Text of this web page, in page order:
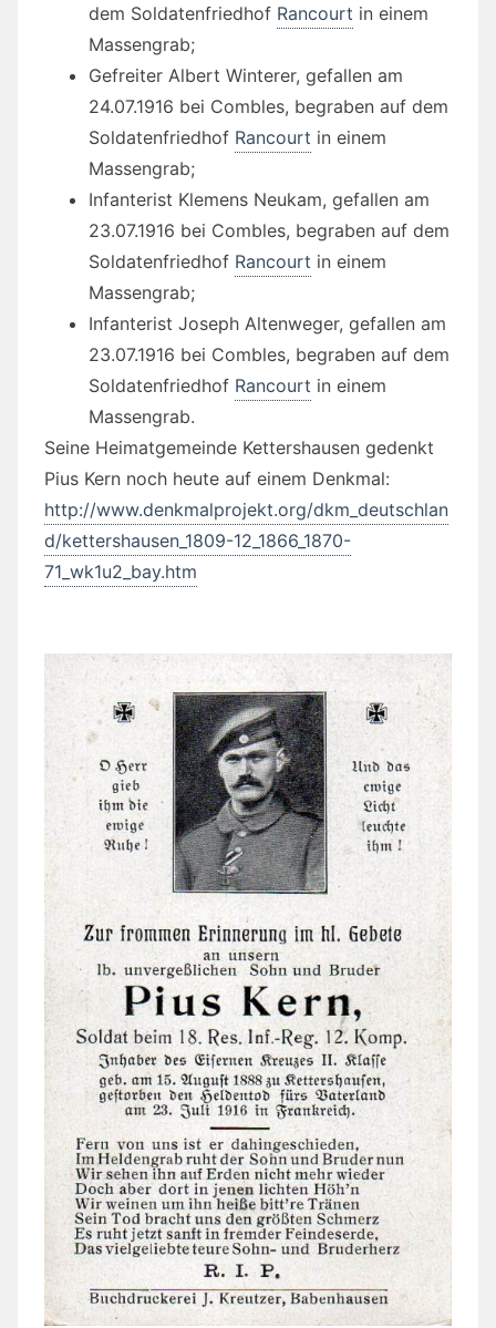
dem Soldatenfriedhof Rancourt in einem
Massengrab;
Gefreiter Albert Winterer, gefallen am
24.07.1916 bei Combles, begraben auf dem
Soldatenfriedhof Rancourt in einem
Massengrab;
Infanterist Klemens Neukam, gefallen am
23.07.1916 bei Combles, begraben auf dem
Soldatenfriedhof Rancourt in einem
Massengrab;
Infanterist Joseph Altenweger, gefallen am
23.07.1916 bei Combles, begraben auf dem
Soldatenfriedhof Rancourt in einem
Massengrab.
Seine Heimatgemeinde Kettershausen gedenkt
Pius Kern noch heute auf einem Denkmal:
http://www.denkmalprojekt.org/dkm_deutschlan
d/kettershausen_1809-12_1866_1870-
71_wk1u2_bay.htm